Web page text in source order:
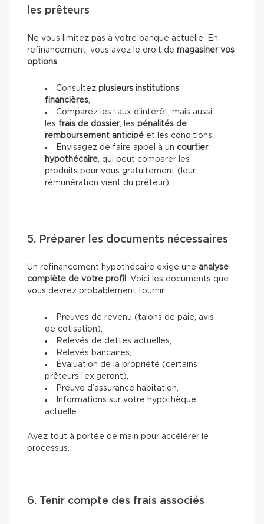
les prêteurs
Ne vous limitez pas à votre banque actuelle. En
refinancement, vous avez le droit de magasiner vos
options :
Consultez plusieurs institutions
financières,
Comparez les taux d’intérêt, mais aussi
les frais de dossier, les pénalités de
remboursement anticipé et les conditions,
Envisagez de faire appel à un courtier
hypothécaire, qui peut comparer les
produits pour vous gratuitement (leur
rémunération vient du prêteur).
5. Préparer les documents nécessaires
Un refinancement hypothécaire exige une analyse
complète de votre profil . Voici les documents que
vous devrez probablement fournir :
Preuves de revenu (talons de paie, avis
de cotisation),
Relevés de dettes actuelles,
Relevés bancaires,
Évaluation de la propriété (certains
prêteurs l’exigeront),
Preuve d’assurance habitation,
Informations sur votre hypothèque
actuelle.
Ayez tout à portée de main pour accélérer le
processus.
6. Tenir compte des frais associés